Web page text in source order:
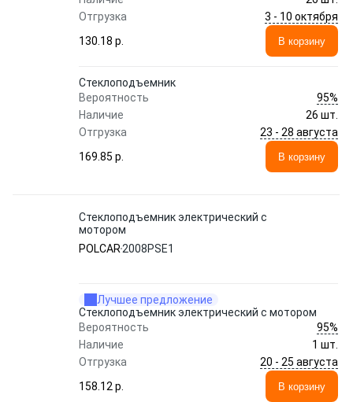
Отгрузка
3 - 10 октября
130.18 p.
В корзину
Стеклоподъемник
Вероятность
95%
Наличие
26 шт.
Отгрузка
23 - 28 августа
169.85 p.
В корзину
Стеклоподъемник электрический с
мотором
POLCAR 2008PSE1
Лучшее предложение
Стеклоподъемник электрический с мотором
Вероятность
95%
Наличие
1 шт.
Отгрузка
20 - 25 августа
158.12 p.
В корзину